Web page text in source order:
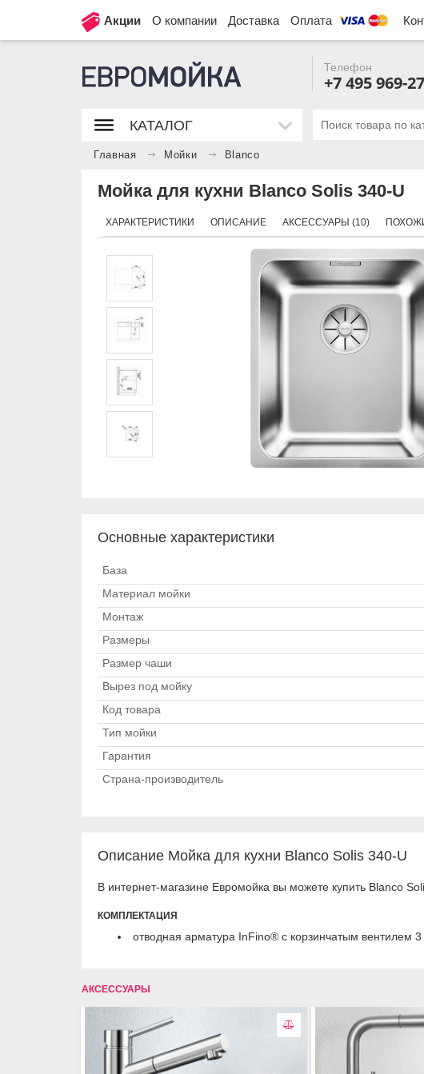
Акции О компании Доставка Оплата
Телефон
+7 495 969-
КАТАЛОГ
Главная Мойки Blanco
Мойка для кухни Blanco Solis 340-U
ХАРАКТЕРИСТИКИ ОПИСАНИЕ АКСЕССУАРЫ (10)
Основные характеристики
База
Материал мойки
Монтаж
Размеры
Размер чаши
Вырез под мойку
Код товара
Тип мойки
Гарантия
Страна-производитель
Описание Мойка для кухни Blanco Solis 340-U
В интернет-магазине Евромойка вы можете купить Blanco
КОМПЛЕКТАЦИЯ
отводная арматура InFino® с корзинчатым вентилем
АКСЕССУАРЫ